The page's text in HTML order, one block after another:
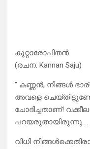
കുറ്റാരോപിതൻ
(രചന: Kannan Saju)
” കണ്ണൻ, നിങ്ങൾ
അവളെ
ചോദിച്ചതാണ്!
പറയരുതായിരുന്നു….
വിധി